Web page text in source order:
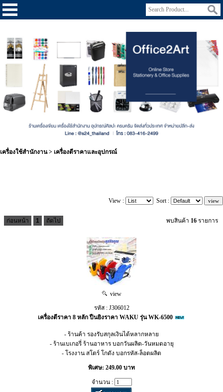
เครื่องใช้สำนักงาน> เครื่องตีราคาและอุปกรณ์
View : Sort :
ก่อนหน้า 1 ถัดไป พบสินค้า 16 รายการ
view
รหัส : J306012
เครื่องตีราคา 8 หลัก ปืนยิงราคา WAKU รุ่น WK-6500
- ร้านค้า รองรับสกุลเงินได้หลากหลาย
- ร้านเบเกอรี่ ร้านอาหาร บอกวันผลิต-วันหมดอายุ
- โรงงาน สโตร์ โกดัง บอกรหัส-ล็อตผลิต
พิเศษ: 249.00 บาท
จำนวน :